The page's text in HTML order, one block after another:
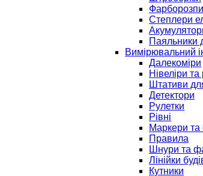
Степлери
Паяльники
Вимірювальний
Далекоміри
Нівеліри та
Штативи
Детектори
Рулетки
Рівні
Маркери та
Правила
Шнури та
Лінійки
Кутники